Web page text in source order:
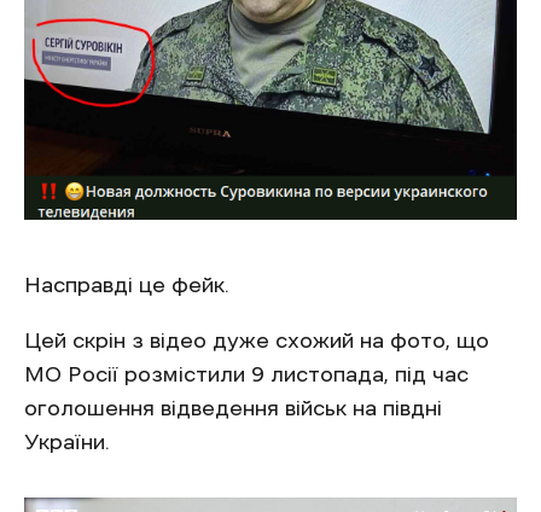
Насправді це фейк.
Цей скрін з відео дуже схожий на фото, що
МО Росії розмістили 9 листопада, під час
оголошення відведення військ на півдні
України.